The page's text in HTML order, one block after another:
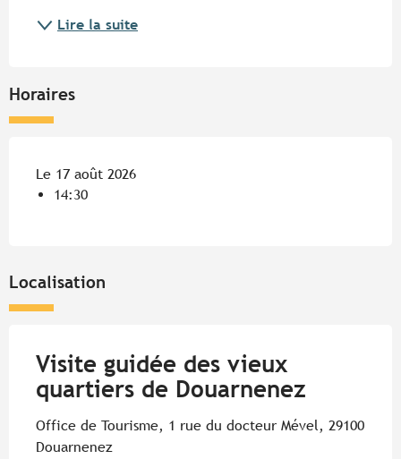
Lire la suite
Horaires
Le 17 août 2026
14:30
Localisation
Visite guidée des vieux
quartiers de Douarnenez
Office de Tourisme, 1 rue du docteur Mével, 29100
Douarnenez